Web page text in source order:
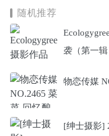
随机推荐
袭（第一辑
物恋传媒
[绅士摄影]